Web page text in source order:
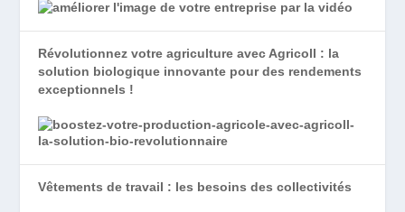
Révolutionnez votre agriculture avec Agricoll : la
solution biologique innovante pour des rendements
exceptionnels !
Vêtements de travail : les besoins des collectivités